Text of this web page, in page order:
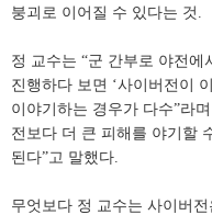
붕괴로 이어질 수 있다는 것.
정 교수는 “군 간부로 야전
진행하다 보면 ‘사이버전이
이야기하는 경우가 다수”라
전보다 더 큰 피해를 야기할
된다”고 말했다.
무엇보다 정 교수는 사이버